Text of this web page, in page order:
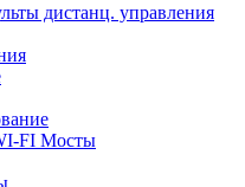
дистанц. управления
FI Мосты